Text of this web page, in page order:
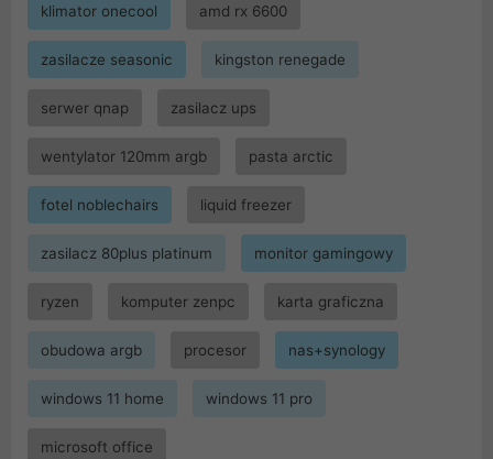
klimator onecool amd rx 6600
zasilacze seasonic kingston renegade
serwer qnap zasilacz ups
wentylator 120mm argb pasta arctic
fotel noblechairs liquid freezer
zasilacz 80plus platinum monitor gamingowy
ryzen komputer zenpc karta graficzna
obudowa argb procesor nas+synology
windows 11 home windows 11 pro
microsoft office